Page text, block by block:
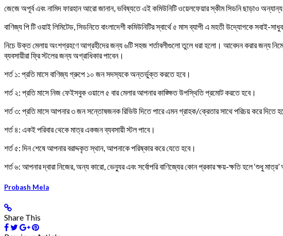
জেজে অপূর্ব এবং নামিদ ফারহান আরো জানান, ভবিষ্যতে এই কমিউনিটি ওয়েলফেয়ার স্কীম সিডনি ছাড়াও অন্যান্য
বাণিজ্য পি টি ওয়াই লিমিটেড, সিডনিতে বাংলাদেশী কমিউনিটির স্বার্থে ৫ মাস ব্যাপী এ মহতী উদ্যোগকে সবাই-
নিচে উক্ত মেলায় অংশগ্রহণে আগ্রহীদের জন্য ৬টি সহজ শর্তাবলীগুলো তুলে ধরা হলো। আবেদন করার জন্য
ব্যবসায়ীরা ফ্রি স্টলের জন্য অগ্রাধিকার পাবেন।
শর্ত ১: প্রতি মাসে বাণিজ্য গ্রুপে ১০ জন সদস্যকে অন্তর্ভুক্ত করতে হবে।
শর্ত ২: প্রতি মাসে নিজ ফেইসবুক ওয়ালে ৫ বার মেলার আপনার কাঙ্ক্ষিত উপস্থিতি প্রমোট করতে হবে।
শর্ত ৩: প্রতি মাসে আপনার ৩ জন সন্তোষজনক রিভিউ দিতে পারে এমন গ্রাহক/ক্রেতার সাথে পরিচয় করে দিতে
শর্ত ৪: একই পরিবার থেকে মাত্র একজন ব্যবসায়ী স্টল পাবে।
শর্ত ৫: দিন শেষে আপনার বরাদ্দকৃত স্থান, আপনাকে পরিষ্কার করে যেতে হবে।
শর্ত ৬: আপনার দ্বারা নিজের, অন্য কারো, ভেন্যুর এবং সর্বোপরি বাণিজ্যের কোন প্রকার ক্ষয়-ক্ষতি হলে ‘শুধু
Probash Mela
Share This